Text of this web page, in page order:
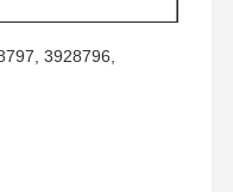
Phương Tây, T/T
3928796,